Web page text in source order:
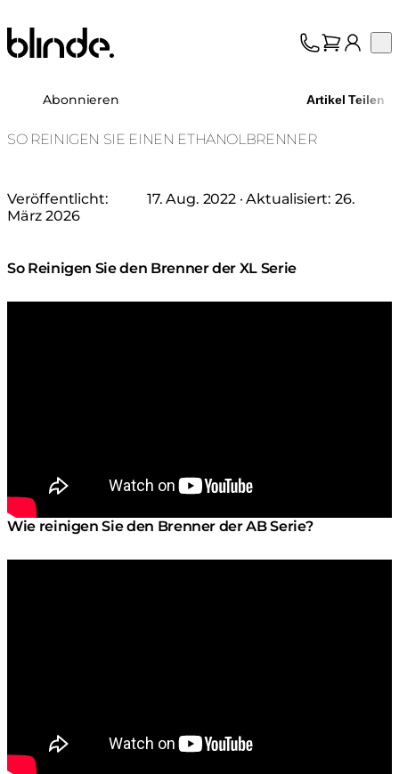
Blinde Design
Über uns
Support
Abonnieren Artikel Teilen
SO REINIGEN SIE EINEN ETHANOLBRENNER
Veröffentlicht: 17. Aug. 2022· Aktualisiert: 26.
März 2026
So Reinigen Sie den Brenner der XL Serie
Wie reinigen Sie den Brenner der AB Serie?